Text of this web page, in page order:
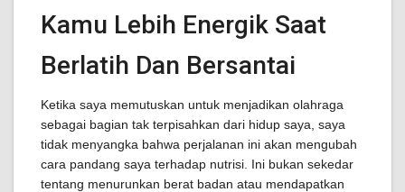
Kamu Lebih Energik Saat
Berlatih Dan Bersantai
Ketika saya memutuskan untuk menjadikan olahraga
sebagai bagian tak terpisahkan dari hidup saya, saya
tidak menyangka bahwa perjalanan ini akan mengubah
cara pandang saya terhadap nutrisi. Ini bukan sekedar
tentang menurunkan berat badan atau mendapatkan